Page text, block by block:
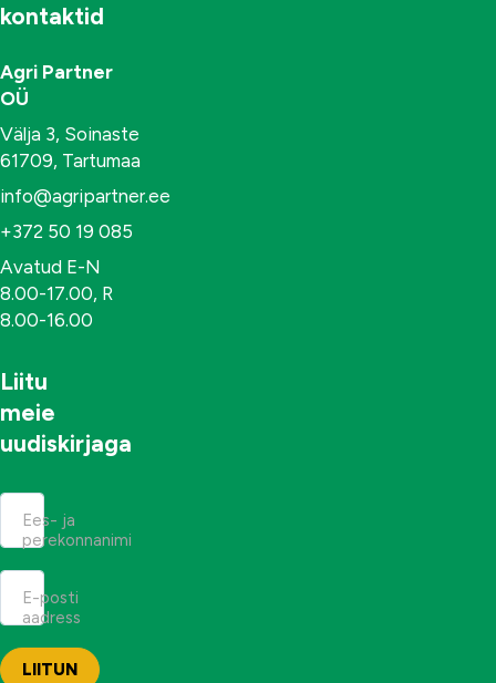
kontaktid
Agri Partner
OÜ
Välja 3, Soinaste
61709, Tartumaa
info@agripartner.ee
+372 50 19 085
Avatud E-N
8.00-17.00, R
8.00-16.00
Liitu
meie
uudiskirjaga
Ees- ja
perekonnanimi
E-posti
aadress